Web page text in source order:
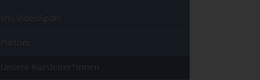
vhs VideoSpots
Partner
Unsere Kursleiter*innen